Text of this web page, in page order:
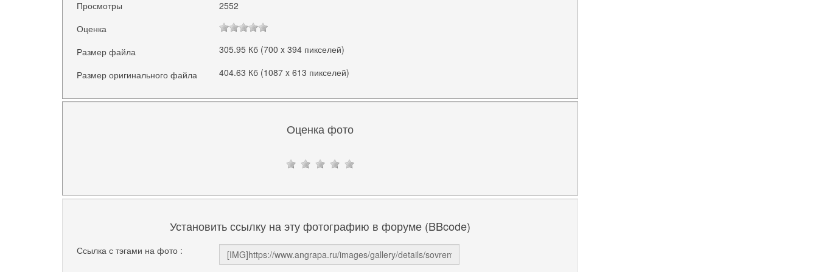
Просмотры
2552
Оценка
Размер файла
305.95 Кб (700 x 394 пикселей)
Размер оригинального файла 404.63 Кб (1087 x 613 пикселей)
Оценка фото
Установить ссылку на эту фотографию в форуме (BBcode)
Ссылка с тэгами на фото :